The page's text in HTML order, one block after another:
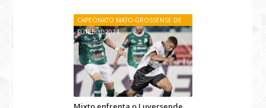
CAPEONATO MATO-GROSSENSE DE
FUTEBOL 2024